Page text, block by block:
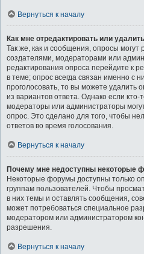
Вернуться к началу
Как мне отредактировать или
Так же, как и сообщения, опросы могут
создателями, модераторами или
редактирования опроса перейдите к
в теме; опрос всегда связан именно с
проголосовать, то вы можете удалить
из вариантов ответа. Однако если кто-
модераторы или администраторы
опрос. Это сделано для того, чтобы
ответов во время голосования.
Вернуться к началу
Почему мне недоступны некоторые
Некоторые форумы доступны только
группам пользователей. Чтобы
в них темы и оставлять сообщения,
может потребоваться специальное
модератором или администратором
разрешения.
Вернуться к началу